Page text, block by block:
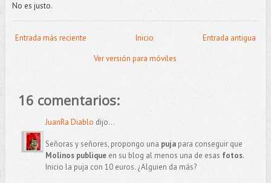
No es justo.
Entrada más reciente Entrada antigua
Inicio
Ver versión para móviles
16 comentarios:
JuanRa Diablo dijo...
Señoras y señores, propongo una pujapara conseguir que
Molinos publiqueen su blog al menos una de esas fotos.
Inicio la puja con 10 euros. ¿Alguien da más?